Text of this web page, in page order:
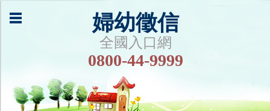
婦幼徵信
全國入口網
0800-44-9999